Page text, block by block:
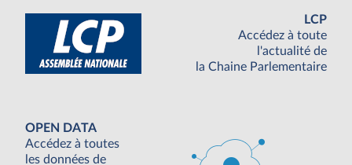
LCP
Accédez à toute
l'actualité de
la Chaine Parlementaire
OPEN DATA
Accédez à toutes
les données de